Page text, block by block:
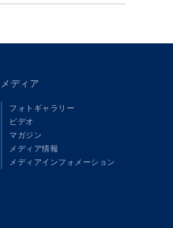
メディア
フォトギャラリー
ビデオ
マガジン
メディア情報
メディアインフォメーション